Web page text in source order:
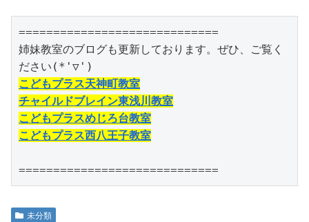
=============================
姉妹教室のブログも更新しております。ぜひ、ご覧く
こどもプラス天神町教室
チャイルドブレイン東浅川教室
こどもプラスめじろ台教室
こどもプラス西八王子教室
=============================
未分類